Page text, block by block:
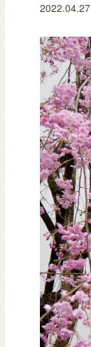
2022.04.27